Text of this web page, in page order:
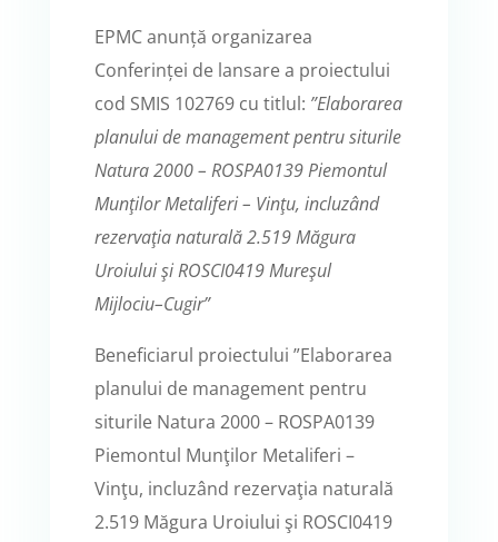
EPMC anunță organizarea
Conferinței de lansare a proiectului
cod SMIS 102769 cu titlul: ”Elaborarea
planului de management pentru siturile
Natura 2000 – ROSPA0139 Piemontul
Munţilor Metaliferi – Vinţu, incluzând
rezervaţia naturală 2.519 Măgura
Uroiului şi ROSCI0419 Mureşul
Mijlociu–Cugir”
Beneficiarul proiectului ”Elaborarea
planului de management pentru
siturile Natura 2000 – ROSPA0139
Piemontul Munţilor Metaliferi –
Vinţu, incluzând rezervaţia naturală
2.519 Măgura Uroiului şi ROSCI0419